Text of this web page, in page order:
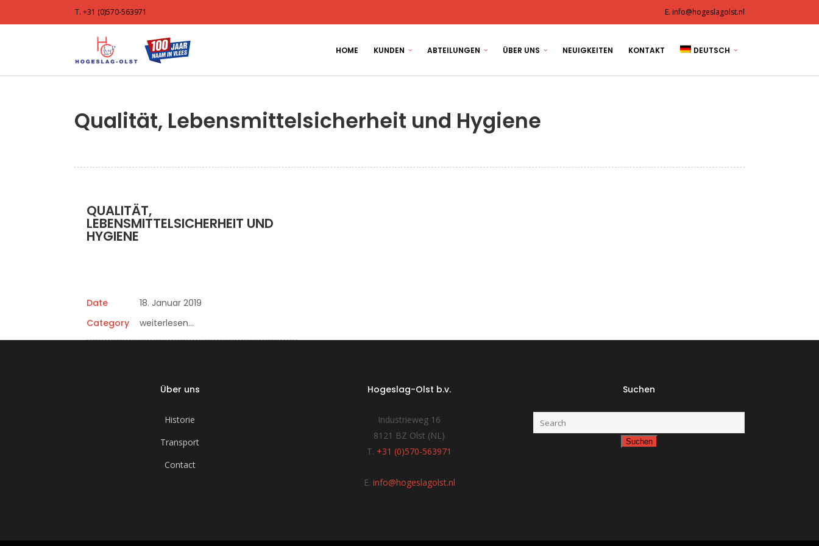
T. +31 (0)570-563971 E. info@hogeslagolst.nl
HOME KUNDEN ABTEILUNGEN ÜBER UNS NEUIGKEITEN KONTAKT DEUTSCH
Qualität, Lebensmittelsicherheit und Hygiene
QUALITÄT,
LEBENSMITTELSICHERHEIT UND
HYGIENE
Date
18. Januar 2019
Category
weiterlesen…
Über uns
Historie
Transport
Contact
Hogeslag-Olst b.v.
Industrieweg 16
8121 BZ Olst (NL)
T. +31 (0)570-563971
E. info@hogeslagolst.nl
Suchen